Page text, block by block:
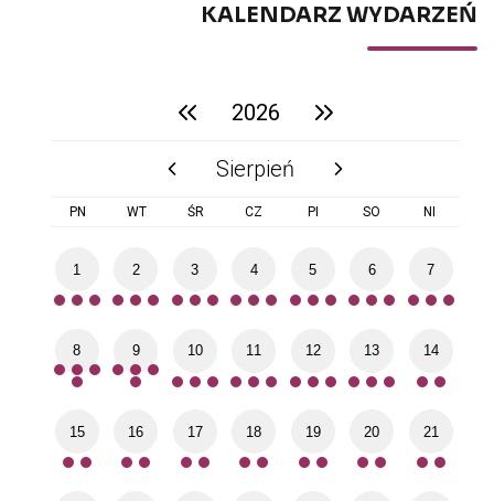
KALENDARZ WYDARZEŃ
poprzedni rok
2026 następny rok
poprzedni miesiąc
Sierpień następny miesiąc
PN WT ŚR CZ PI SO NI
1 2 3 4 5 6 7
8 9 10 11 12 13 14
15 16 17 18 19 20 21